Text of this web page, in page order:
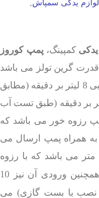
یدکی سمپاش,
کمپینگ،پمپ کوروز
گرین تولز می باشد
که با فشار کاری تقریبی 11 بار (160psi) و دبی 8 لیتر بر دقیقه (مطابق
روی پمپ) و دبی واقعی 3 الی 4 لیتر بر دقیقه (طبق تست آب
رزوه خور می باشد که
همراه پمپ ارسال می
بخش خروجی آن 17.8 میلی متر می باشد که با رزوه
سازگار است. همچنین ورودی آن نیز 10
متر (بدون رزوه با شیلنگ نمره 1 و نصب با بست گازی) می